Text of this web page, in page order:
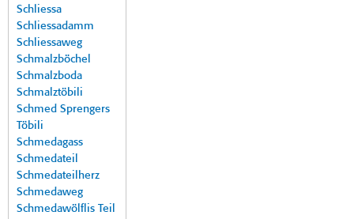
Schliessa
Schliessadamm
Schliessaweg
Schmalzböchel
Schmalzboda
Schmalztöbili
Schmed Sprengers
Töbili
Schmedagass
Schmedateil
Schmedateilherz
Schmedaweg
Schmedawölflis Teil